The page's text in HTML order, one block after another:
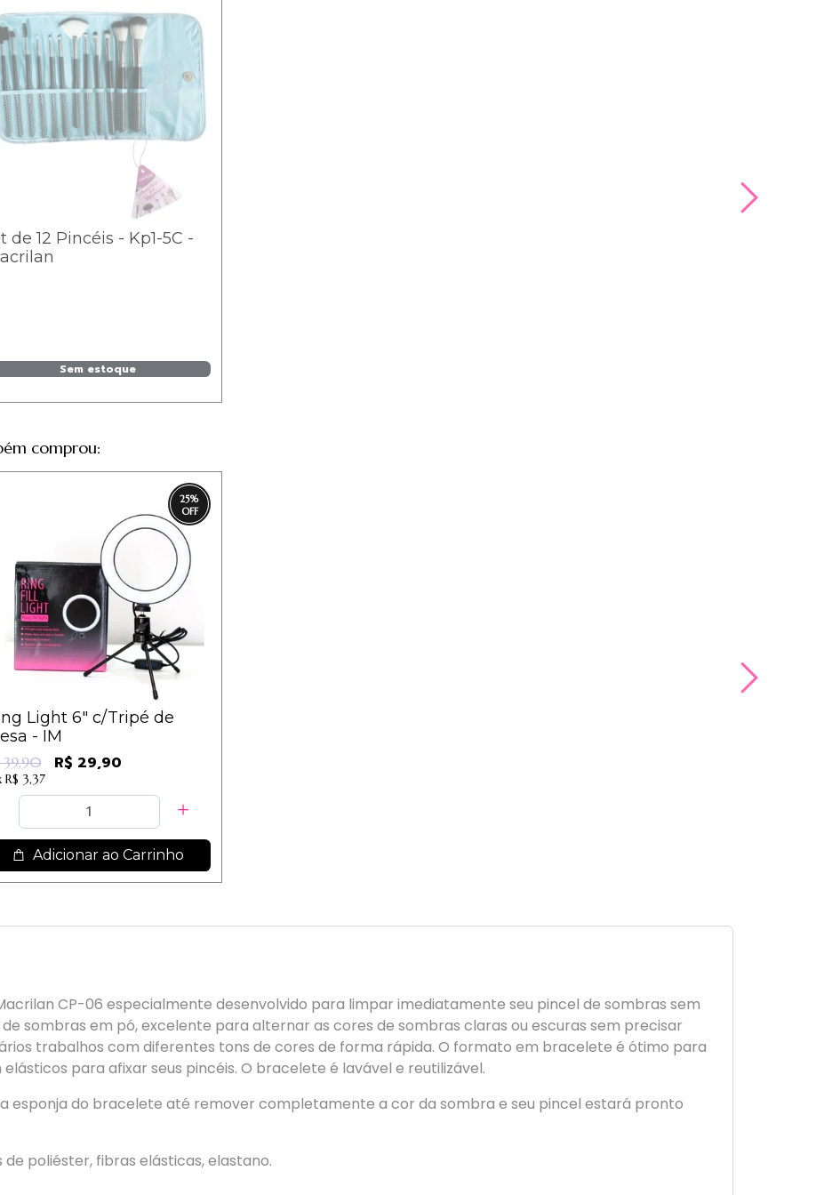
de 12 Pincéis - Kp1-5C -
Sem estoque
comprou:
25%
Light 6" c/Tripé de
- IM
39,90 R$ 29,90
R$ 3,37
Adicionar ao Carrinho
CP-06 especialmente desenvolvido para limpar imediatamente seu pincel de sombras sem
sombras em pó, excelente para alternar as cores de sombras claras ou escuras sem precisar
trabalhos com diferentes tons de cores de forma rápida. O formato em bracelete é ótimo para
para afixar seus pincéis. O bracelete é lavável e reutilizável.
esponja do bracelete até remover completamente a cor da sombra e seu pincel estará pronto
poliéster, fibras elásticas, elastano.